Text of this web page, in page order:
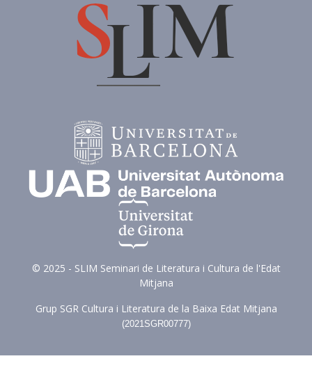
© 2025 - SLIM Seminari de Literatura i Cultura de l'Edat
Mitjana
Grup SGR Cultura i Literatura de la Baixa Edat Mitjana
(2021SGR00777)